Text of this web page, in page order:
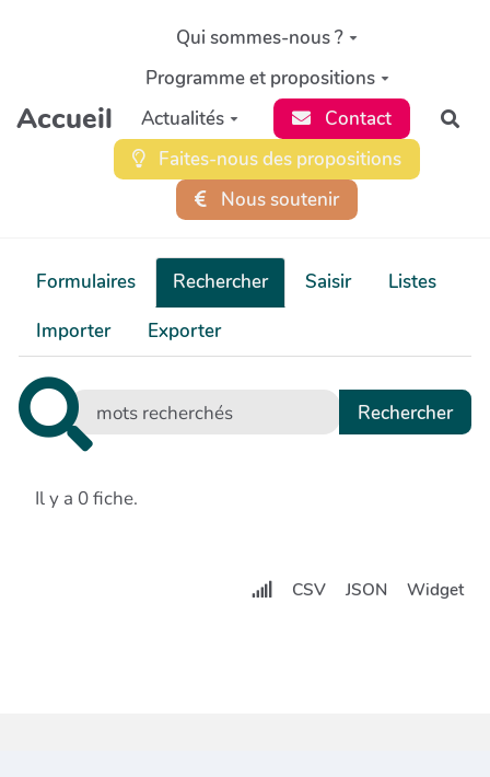
Aller au contenu principal
Accueil
Qui sommes-nous ?
Programme et propositions
Actualités
Contact
Faites-nous des propositions
Nous soutenir
Formulaires Rechercher Saisir
Listes
Importer
Exporter
Il y a 0 fiche.
CSV JSON Widget